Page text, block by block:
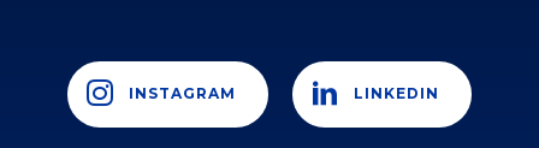
INSTAGRAM LINKEDIN